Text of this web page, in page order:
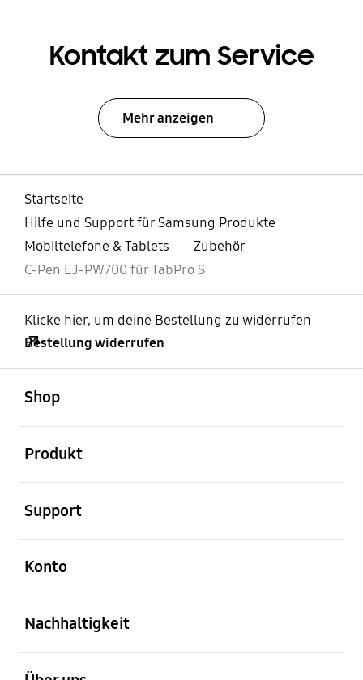
Kontakt zum Service
Mehr anzeigen
Startseite
Hilfe und Support für Samsung Produkte
Mobiltelefone & Tablets
Zubehör
C-Pen EJ-PW700 für TabPro S
Klicke hier, um deine Bestellung zu widerrufen
Bestellung widerrufen
Shop
Produkt
Support
Konto
Nachhaltigkeit